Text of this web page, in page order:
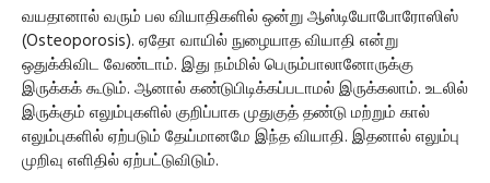
வயதானால் வரும் பல வியாதிகளில் ஒன்று ஆஸ்டியோபோரோஸிஸ்
(Osteoporosis). ஏதோ வாயில் நுழையாத வியாதி என்று
ஒதுக்கிவிட வேண்டாம். இது நம்மில் பெரும்பாலானோருக்கு
இருக்கக் கூடும். ஆனால் கண்டுபிடிக்கப்படாமல் இருக்கலாம். உடலில்
இருக்கும் எலும்புகளில் குறிப்பாக முதுகுத் தண்டு மற்றும் கால்
எலும்புகளில் ஏற்படும் தேய்மானமே இந்த வியாதி. இதனால் எலும்பு
முறிவு எளிதில் ஏற்பட்டுவிடும்.